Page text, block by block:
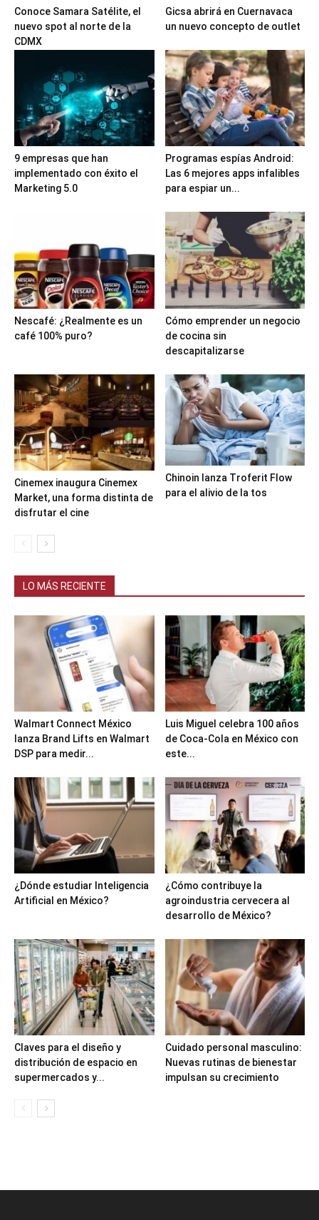
Conoce Samara Satélite, el
nuevo spot al norte de la
CDMX
Gicsa abrirá en Cuernavaca
un nuevo concepto de outlet
9 empresas que han
implementado con éxito el
Marketing 5.0
Programas espías Android:
Las 6 mejores apps infalibles
para espiar un...
Nescafé: ¿Realmente es un
café 100% puro?
Cómo emprender un negocio
de cocina sin
descapitalizarse
Cinemex inaugura Cinemex
Market, una forma distinta de
disfrutar el cine
Chinoin lanza Troferit Flow
para el alivio de la tos
LO MÁS RECIENTE
Walmart Connect México
lanza Brand Lifts en Walmart
DSP para medir...
Luis Miguel celebra 100 años
de Coca-Cola en México con
este...
¿Dónde estudiar Inteligencia
Artificial en México?
¿Cómo contribuye la
agroindustria cervecera al
desarrollo de México?
Claves para el diseño y
distribución de espacio en
supermercados y...
Cuidado personal masculino:
Nuevas rutinas de bienestar
impulsan su crecimiento